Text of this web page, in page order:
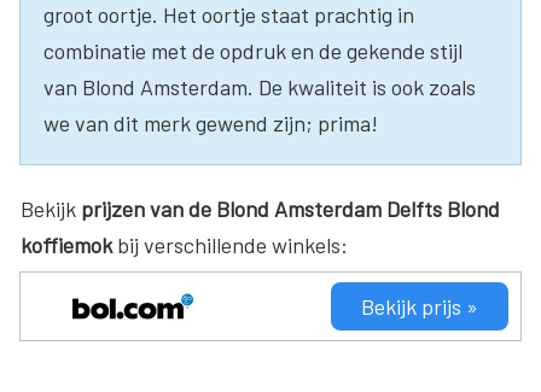
groot oortje. Het oortje staat prachtig in
combinatie met de opdruk en de gekende stijl
van Blond Amsterdam. De kwaliteit is ook zoals
we van dit merk gewend zijn; prima!
Bekijk prijzen van de Blond Amsterdam Delfts Blond
koffiemokbij verschillende winkels:
Bekijk prijs »